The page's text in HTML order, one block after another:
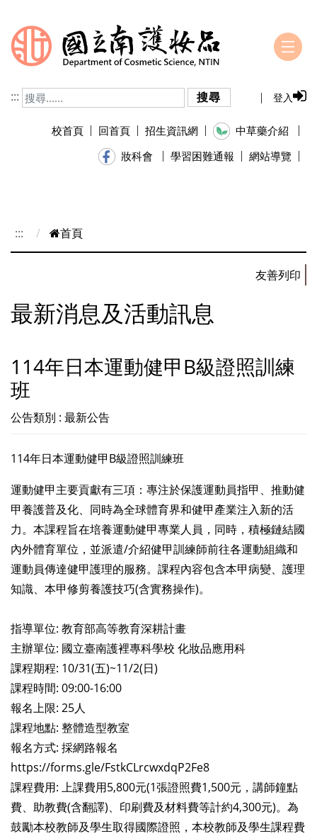
跳到主要內容
::: 搜尋 登入
校首頁 回首頁 招生資訊網
中草藥介紹
妝科會
學習困難通報 網站導覽
::: 首頁
最新消息及活動訊息
114年日本運動健甲B級證照訓練
班
公告類別 : 最新公告
114年日本運動健甲B級證照訓練班
運動健甲主要貢獻有三項：專注於保護運動員指甲、推動健
甲養護普及化、同時為全球體育界和健甲產業注入新的活
力。本課程旨在培養運動健甲專業人員，同時，積極鏈結國
內外體育單位，並派遣/介紹健甲訓練師前往各運動組織和
運動員傳達健甲護理的服務。課程內容包含本甲病變、護理
知識、本甲修剪養護技巧(含實務操作)。
指導單位: 教育部高等教育深耕計畫
主辦單位: 國立臺南護裡專科學校 化妝品應用科
課程期程: 10/31(五)~11/2(日)
課程時間: 09:00-16:00
報名上限: 25人
課程地點: 整體造型教室
報名方式: 採網路報名
https://forms.gle/FstkCLrcwxdqP2Fe8
課程費用: 上課費用5,800元(1張證照費1,500元，講師鐘點
費、助教費(含翻譯)、印刷費及材料費等計約4,300元)。為
鼓勵本校教師及學生取得國際證照，本校教師及學生課程費